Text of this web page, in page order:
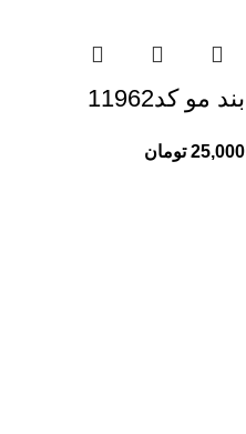
بند مو کد11962
25,000 تومان